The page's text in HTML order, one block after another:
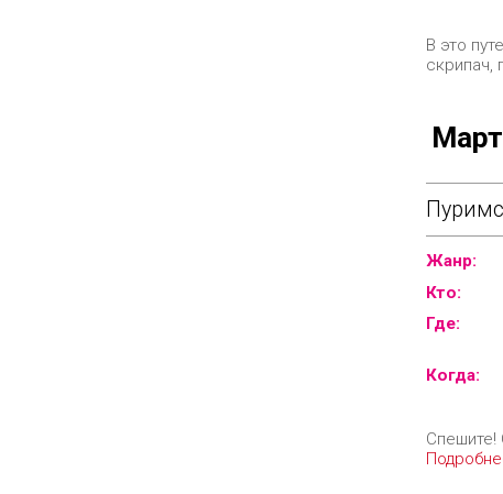
В это
скрипач,
Жанр:
Кто:
Где:
Когда:
Спешите!